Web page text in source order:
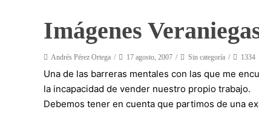
Imágenes
Andrés Pérez Ortega 17 agosto, 2007 Sin categoría 1334
Una de las barreras mentales con las que me
la incapacidad de vender nuestro propio trabajo.
Debemos tener en cuenta que partimos de una